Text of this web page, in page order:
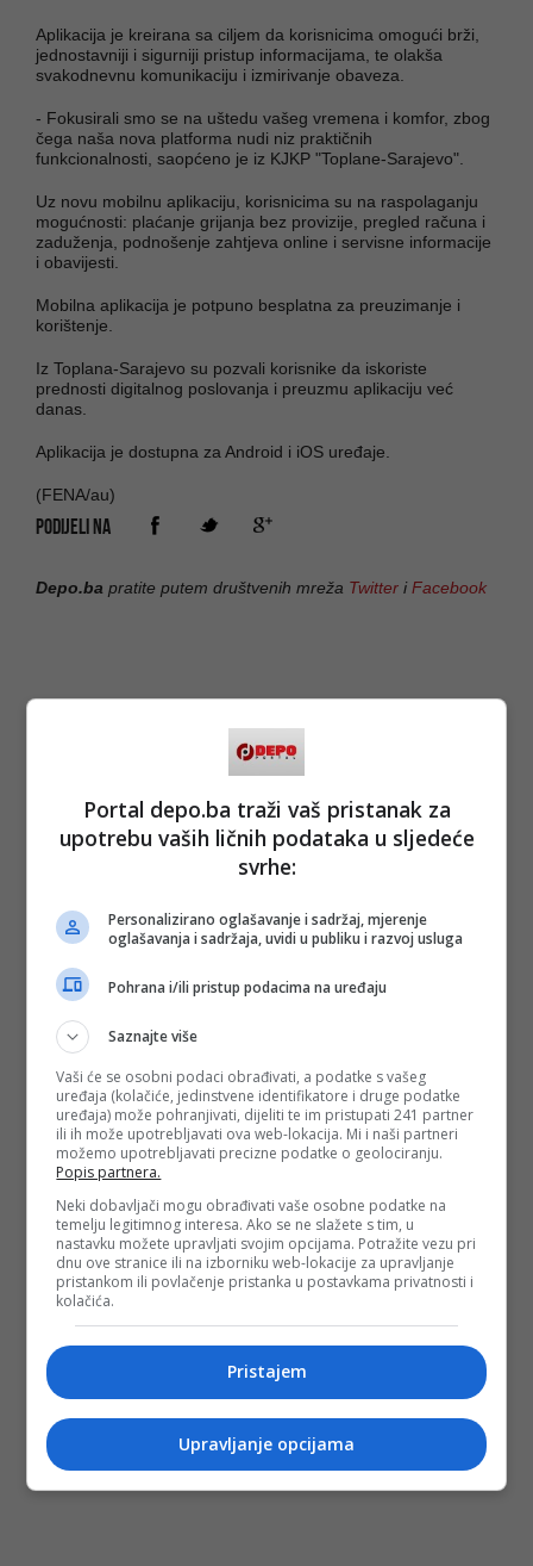
Aplikacija je kreirana sa ciljem da korisnicima omogući brži,
jednostavniji i sigurniji pristup informacijama, te olakša
svakodnevnu komunikaciju i izmirivanje obaveza.
- Fokusirali smo se na uštedu vašeg vremena i komfor, zbog
čega naša nova platforma nudi niz praktičnih
funkcionalnosti, saopćeno je iz KJKP "Toplane-Sarajevo".
Uz novu mobilnu aplikaciju, korisnicima su na raspolaganju
mogućnosti: plaćanje grijanja bez provizije, pregled računa i
zaduženja, podnošenje zahtjeva online i servisne informacije
i obavijesti.
Mobilna aplikacija je potpuno besplatna za preuzimanje i
korištenje.
Iz Toplana-Sarajevo su pozvali korisnike da iskoriste
prednosti digitalnog poslovanja i preuzmu aplikaciju već
danas.
Aplikacija je dostupna za Android i iOS uređaje.
(FENA/au)
PODIJELI NA
Depo.ba pratite putem društvenih mreža Twitter iFacebook
Portal depo.ba traži vaš pristanak za
upotrebu vaših ličnih podataka u sljedeće
svrhe:
Personalizirano oglašavanje i sadržaj, mjerenje
oglašavanja i sadržaja, uvidi u publiku i razvoj usluga
Pohrana i/ili pristup podacima na uređaju
Saznajte više
Vaši će se osobni podaci obrađivati, a podatke s vašeg
uređaja (kolačiće, jedinstvene identifikatore i druge podatke
uređaja) može pohranjivati, dijeliti te im pristupati 241 partner
ili ih može upotrebljavati ova web-lokacija. Mi i naši partneri
možemo upotrebljavati precizne podatke o geolociranju.
Popis partnera.
Neki dobavljači mogu obrađivati vaše osobne podatke na
temelju legitimnog interesa. Ako se ne slažete s tim, u
nastavku možete upravljati svojim opcijama. Potražite vezu pri
dnu ove stranice ili na izborniku web-lokacije za upravljanje
pristankom ili povlačenje pristanka u postavkama privatnosti i
kolačića.
Pristajem
Upravljanje opcijama